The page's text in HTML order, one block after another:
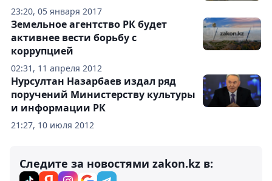
23:20, 05 января 2017
02:31, 11 апреля 2012
Земельное агентство РК будет
активнее вести борьбу с
коррупцией
21:27, 10 июля 2012
Нурсултан Назарбаев издал ряд
поручений Министерству культуры
и информации РК
Следите за новостями zakon.kz в: